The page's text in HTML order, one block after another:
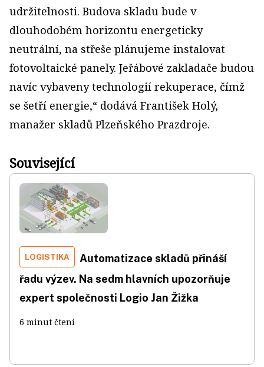
udržitelnosti. Budova skladu bude v
dlouhodobém horizontu energeticky
neutrální, na střeše plánujeme instalovat
fotovoltaické panely. Jeřábové zakladače budou
navíc vybaveny technologií rekuperace, čímž
se šetří energie,“ dodává František Holý,
manažer skladů Plzeňského Prazdroje.
Související
LOGISTIKA
Automatizace skladů přináší
řadu výzev. Na sedm hlavních upozorňuje
expert společnosti Logio Jan Žižka
6 minut čtení